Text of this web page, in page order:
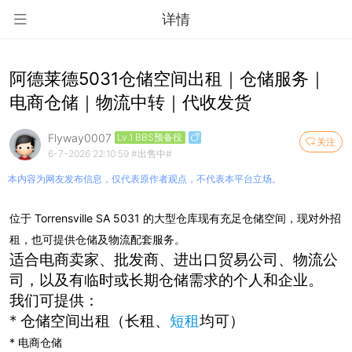
详情
阿德莱德5031仓储空间出租｜仓储服务｜
电商仓储｜物流中转｜代收发货
关注
Flyway0007 Lv.1 BBS预备役
6-7-2026 22:10:59 #出售中#
本内容为网友发布信息，仅代表原作者观点，不代表本平台立场。
位于 Torrensville SA 5031 的大型仓库现有充足仓储空间，现对外招
租，也可提供仓储及物流配套服务。
适合电商卖家、批发商、进出口贸易公司、物流公
司，以及有临时或长期仓储需求的个人和企业。
我们可提供：
* 仓储空间出租（长租、 短租均可）
* 电商仓储